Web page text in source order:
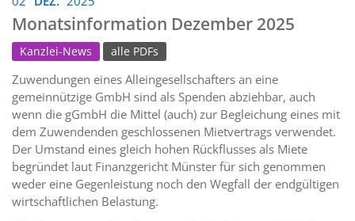
Monatsinformation Dezember 2025
Kanzlei-News alle PDFs
Zuwendungen eines Alleingesellschafters an eine
gemeinnützige GmbH sind als Spenden abziehbar, auch
wenn die gGmbH die Mittel (auch) zur Begleichung eines mit
dem Zuwendenden geschlossenen Mietvertrags verwendet.
Der Umstand eines gleich hohen Rückflusses als Miete
begründet laut Finanzgericht Münster für sich genommen
weder eine Gegenleistung noch den Wegfall der endgültigen
wirtschaftlichen Belastung.